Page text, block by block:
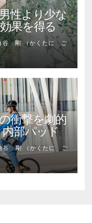
性より少な
果を得る
谷 剛 （かくたに ご
衝撃を劇的
部パッド
谷 剛 （かくたに ご